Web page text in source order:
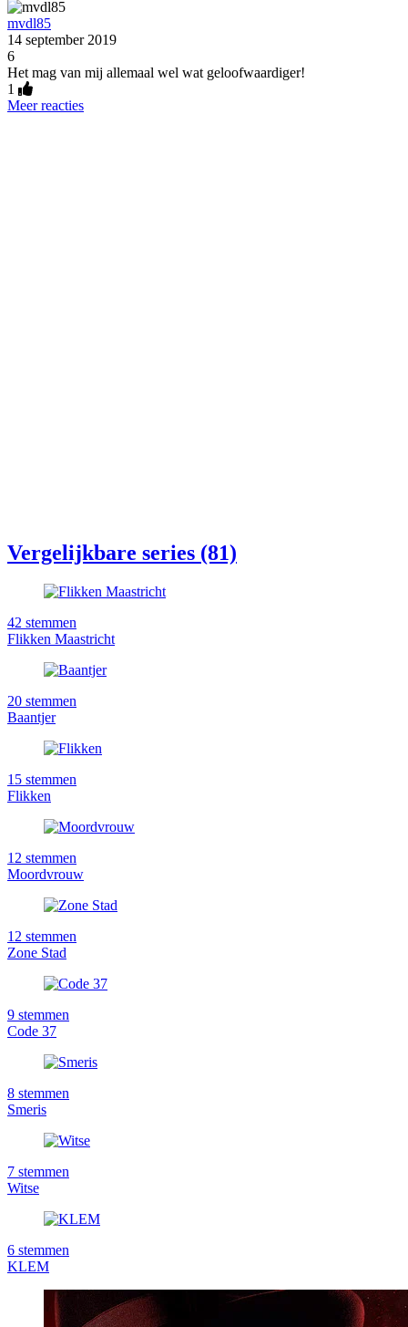
mvdl85
14 september 2019
6
Het mag van mij allemaal wel wat geloofwaardiger!
1
Meer reacties
Vergelijkbare series (81)
42 stemmen
Flikken Maastricht
20 stemmen
Baantjer
15 stemmen
Flikken
12 stemmen
Moordvrouw
12 stemmen
Zone Stad
9 stemmen
Code 37
8 stemmen
Smeris
7 stemmen
Witse
6 stemmen
KLEM